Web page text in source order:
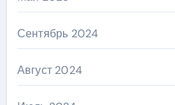
Сентябрь 2024
Август 2024